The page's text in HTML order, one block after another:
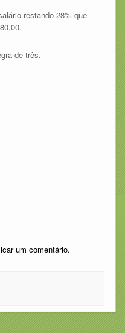
restando 28% que
de três.
um comentário.